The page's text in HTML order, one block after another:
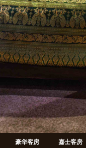
豪华客房 嘉士客房